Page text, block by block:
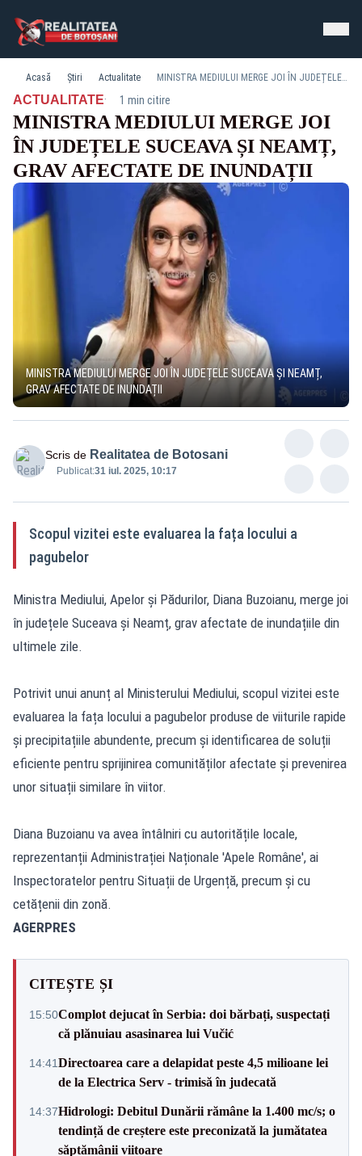
Acasă Știri Actualitate MINISTRA MEDIULUI MERGE JOI ÎN JUDEȚELE SUCEAVA ȘI NEAMȚ, GRAV AFECTATE DE INUNDAȚII
ACTUALITATE· 1 min citire
MINISTRA MEDIULUI MERGE JOI
ÎN JUDEȚELE SUCEAVA ȘI NEAMȚ,
GRAV AFECTATE DE INUNDAȚII
MINISTRA MEDIULUI MERGE JOI ÎN JUDEȚELE SUCEAVA ȘI NEAMȚ,
GRAV AFECTATE DE INUNDAȚII
Scris de Realitatea de Botosani
Publicat:31 iul. 2025, 10:17
Scopul vizitei este evaluarea la fața locului a
pagubelor
Ministra Mediului, Apelor și Pădurilor, Diana Buzoianu, merge joi
în județele Suceava și Neamț, grav afectate de inundațiile din
ultimele zile.
Potrivit unui anunț al Ministerului Mediului, scopul vizitei este
evaluarea la fața locului a pagubelor produse de viiturile rapide
și precipitațiile abundente, precum și identificarea de soluții
eficiente pentru sprijinirea comunităților afectate și prevenirea
unor situații similare în viitor.
Diana Buzoianu va avea întâlniri cu autoritățile locale,
reprezentanții Administrației Naționale 'Apele Române', ai
Inspectoratelor pentru Situații de Urgență, precum și cu
cetățenii din zonă.
AGERPRES
CITEȘTE ȘI
15:50Complot dejucat în Serbia: doi bărbați, suspectați
că plănuiau asasinarea lui Vučić
14:41Directoarea care a delapidat peste 4,5 milioane lei
de la Electrica Serv - trimisă în judecată
14:37Hidrologi: Debitul Dunării rămâne la 1.400 mc/s; o
tendință de creștere este preconizată la jumătatea
săptămânii viitoare